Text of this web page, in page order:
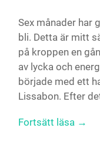
Sex månader har
bli. Detta är mitt
på kroppen en
av lycka och
började med ett
Lissabon. Efter
Fortsätt läsa →